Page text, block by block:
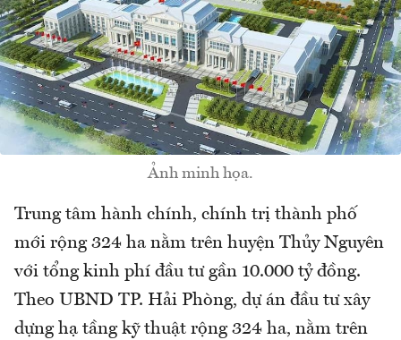
Ảnh minh họa.
Trung tâm hành chính, chính trị thành phố
mới rộng 324 ha nằm trên huyện Thủy Nguyên
với tổng kinh phí đầu tư gần 10.000 tỷ đồng.
Theo UBND TP. Hải Phòng, dự án đầu tư xây
dựng hạ tầng kỹ thuật rộng 324 ha, nằm trên